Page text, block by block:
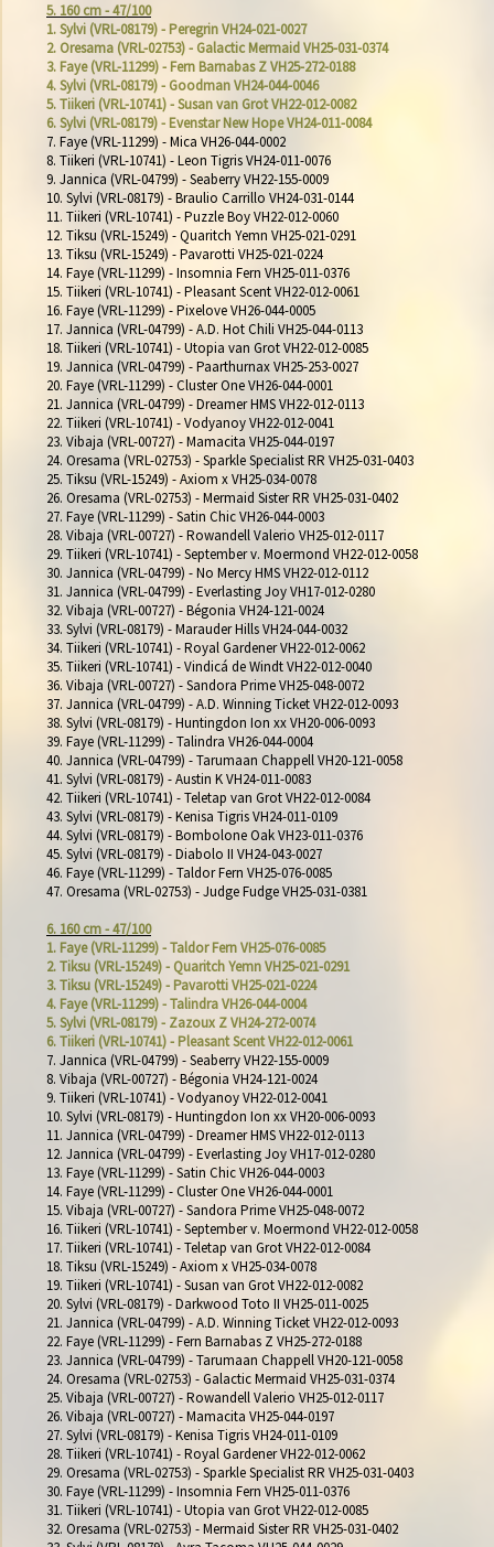
5. 160 cm - 47/100
1. Sylvi (VRL-08179) - Peregrin VH24-021-0027
2. Oresama (VRL-02753) - Galactic Mermaid VH25-031-0374
3. Faye (VRL-11299) - Fern Barnabas Z VH25-272-0188
4. Sylvi (VRL-08179) - Goodman VH24-044-0046
5. Tiikeri (VRL-10741) - Susan van Grot VH22-012-0082
6. Sylvi (VRL-08179) - Evenstar New Hope VH24-011-0084
7. Faye (VRL-11299) - Mica VH26-044-0002
8. Tiikeri (VRL-10741) - Leon Tigris VH24-011-0076
9. Jannica (VRL-04799) - Seaberry VH22-155-0009
10. Sylvi (VRL-08179) - Braulio Carrillo VH24-031-0144
11. Tiikeri (VRL-10741) - Puzzle Boy VH22-012-0060
12. Tiksu (VRL-15249) - Quaritch Yemn VH25-021-0291
13. Tiksu (VRL-15249) - Pavarotti VH25-021-0224
14. Faye (VRL-11299) - Insomnia Fern VH25-011-0376
15. Tiikeri (VRL-10741) - Pleasant Scent VH22-012-0061
16. Faye (VRL-11299) - Pixelove VH26-044-0005
17. Jannica (VRL-04799) - A.D. Hot Chili VH25-044-0113
18. Tiikeri (VRL-10741) - Utopia van Grot VH22-012-0085
19. Jannica (VRL-04799) - Paarthurnax VH25-253-0027
20. Faye (VRL-11299) - Cluster One VH26-044-0001
21. Jannica (VRL-04799) - Dreamer HMS VH22-012-0113
22. Tiikeri (VRL-10741) - Vodyanoy VH22-012-0041
23. Vibaja (VRL-00727) - Mamacita VH25-044-0197
24. Oresama (VRL-02753) - Sparkle Specialist RR VH25-031-0403
25. Tiksu (VRL-15249) - Axiom x VH25-034-0078
26. Oresama (VRL-02753) - Mermaid Sister RR VH25-031-0402
27. Faye (VRL-11299) - Satin Chic VH26-044-0003
28. Vibaja (VRL-00727) - Rowandell Valerio VH25-012-0117
29. Tiikeri (VRL-10741) - September v. Moermond VH22-012-0058
30. Jannica (VRL-04799) - No Mercy HMS VH22-012-0112
31. Jannica (VRL-04799) - Everlasting Joy VH17-012-0280
32. Vibaja (VRL-00727) - Bégonia VH24-121-0024
33. Sylvi (VRL-08179) - Marauder Hills VH24-044-0032
34. Tiikeri (VRL-10741) - Royal Gardener VH22-012-0062
35. Tiikeri (VRL-10741) - Vindicá de Windt VH22-012-0040
36. Vibaja (VRL-00727) - Sandora Prime VH25-048-0072
37. Jannica (VRL-04799) - A.D. Winning Ticket VH22-012-0093
38. Sylvi (VRL-08179) - Huntingdon Ion xx VH20-006-0093
39. Faye (VRL-11299) - Talindra VH26-044-0004
40. Jannica (VRL-04799) - Tarumaan Chappell VH20-121-0058
41. Sylvi (VRL-08179) - Austin K VH24-011-0083
42. Tiikeri (VRL-10741) - Teletap van Grot VH22-012-0084
43. Sylvi (VRL-08179) - Kenisa Tigris VH24-011-0109
44. Sylvi (VRL-08179) - Bombolone Oak VH23-011-0376
45. Sylvi (VRL-08179) - Diabolo II VH24-043-0027
46. Faye (VRL-11299) - Taldor Fern VH25-076-0085
47. Oresama (VRL-02753) - Judge Fudge VH25-031-0381
6. 160 cm - 47/100
1. Faye (VRL-11299) - Taldor Fern VH25-076-0085
2. Tiksu (VRL-15249) - Quaritch Yemn VH25-021-0291
3. Tiksu (VRL-15249) - Pavarotti VH25-021-0224
4. Faye (VRL-11299) - Talindra VH26-044-0004
5. Sylvi (VRL-08179) - Zazoux Z VH24-272-0074
6. Tiikeri (VRL-10741) - Pleasant Scent VH22-012-0061
7. Jannica (VRL-04799) - Seaberry VH22-155-0009
8. Vibaja (VRL-00727) - Bégonia VH24-121-0024
9. Tiikeri (VRL-10741) - Vodyanoy VH22-012-0041
10. Sylvi (VRL-08179) - Huntingdon Ion xx VH20-006-0093
11. Jannica (VRL-04799) - Dreamer HMS VH22-012-0113
12. Jannica (VRL-04799) - Everlasting Joy VH17-012-0280
13. Faye (VRL-11299) - Satin Chic VH26-044-0003
14. Faye (VRL-11299) - Cluster One VH26-044-0001
15. Vibaja (VRL-00727) - Sandora Prime VH25-048-0072
16. Tiikeri (VRL-10741) - September v. Moermond VH22-012-0058
17. Tiikeri (VRL-10741) - Teletap van Grot VH22-012-0084
18. Tiksu (VRL-15249) - Axiom x VH25-034-0078
19. Tiikeri (VRL-10741) - Susan van Grot VH22-012-0082
20. Sylvi (VRL-08179) - Darkwood Toto II VH25-011-0025
21. Jannica (VRL-04799) - A.D. Winning Ticket VH22-012-0093
22. Faye (VRL-11299) - Fern Barnabas Z VH25-272-0188
23. Jannica (VRL-04799) - Tarumaan Chappell VH20-121-0058
24. Oresama (VRL-02753) - Galactic Mermaid VH25-031-0374
25. Vibaja (VRL-00727) - Rowandell Valerio VH25-012-0117
26. Vibaja (VRL-00727) - Mamacita VH25-044-0197
27. Sylvi (VRL-08179) - Kenisa Tigris VH24-011-0109
28. Tiikeri (VRL-10741) - Royal Gardener VH22-012-0062
29. Oresama (VRL-02753) - Sparkle Specialist RR VH25-031-0403
30. Faye (VRL-11299) - Insomnia Fern VH25-011-0376
31. Tiikeri (VRL-10741) - Utopia van Grot VH22-012-0085
32. Oresama (VRL-02753) - Mermaid Sister RR VH25-031-0402